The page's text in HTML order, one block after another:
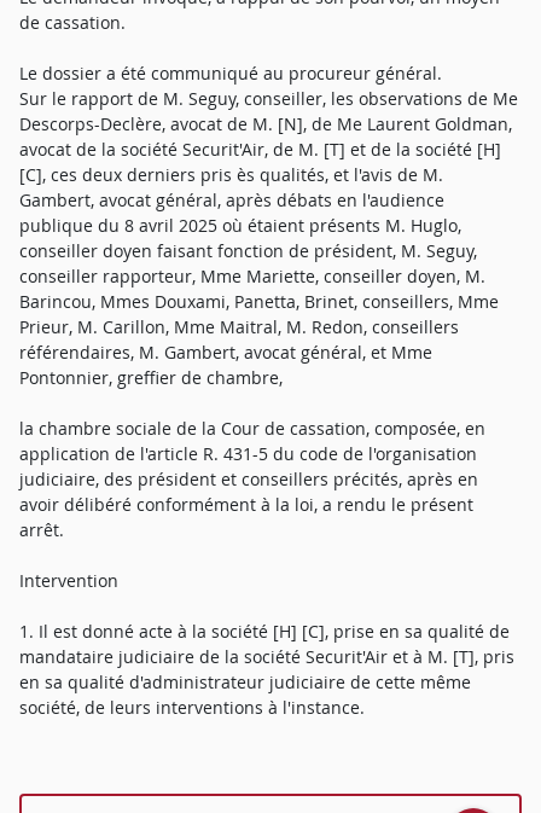
de cassation.
Le dossier a été communiqué au procureur général.
Sur le rapport de M. Seguy, conseiller, les observations de Me
Descorps-Declère, avocat de M. [N], de Me Laurent Goldman,
avocat de la société Securit'Air, de M. [T] et de la société [H]
[C], ces deux derniers pris ès qualités, et l'avis de M.
Gambert, avocat général, après débats en l'audience
publique du 8 avril 2025 où étaient présents M. Huglo,
conseiller doyen faisant fonction de président, M. Seguy,
conseiller rapporteur, Mme Mariette, conseiller doyen, M.
Barincou, Mmes Douxami, Panetta, Brinet, conseillers, Mme
Prieur, M. Carillon, Mme Maitral, M. Redon, conseillers
référendaires, M. Gambert, avocat général, et Mme
Pontonnier, greffier de chambre,
la chambre sociale de la Cour de cassation, composée, en
application de l'article R. 431-5 du code de l'organisation
judiciaire, des président et conseillers précités, après en
avoir délibéré conformément à la loi, a rendu le présent
arrêt.
Intervention
1. Il est donné acte à la société [H] [C], prise en sa qualité de
mandataire judiciaire de la société Securit'Air et à M. [T], pris
en sa qualité d'administrateur judiciaire de cette même
société, de leurs interventions à l'instance.